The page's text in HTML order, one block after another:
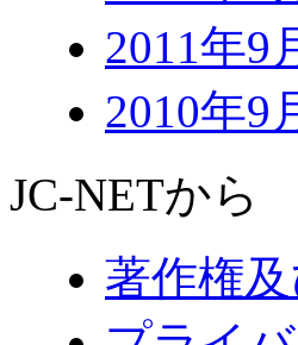
2011年9
2010年9
JC-NETから
著作権